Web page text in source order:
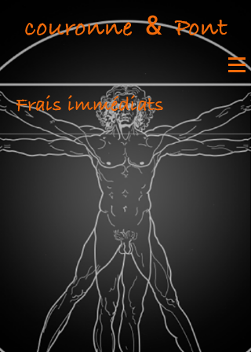
couronne & Pont
Frais immédiats